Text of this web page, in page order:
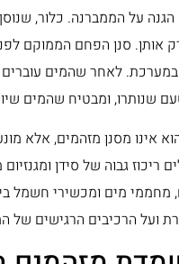
על הממברנה. כלור,
אותן. סנן הפחם הממוקם
במערכת. לאחר שהמים
שנותרו, ומבטיח שהמים
אינו מסנן מזהמים, אלא
ריכוז גבוה של סידן
מים ומכשירי חשמל
ועל הרכיבים הרגישים של